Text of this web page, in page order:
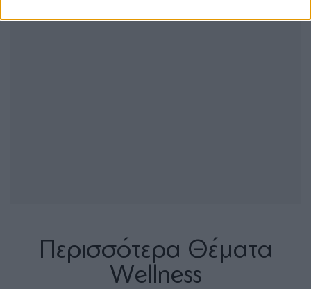
Περισσότερα Θέματα
Wellness